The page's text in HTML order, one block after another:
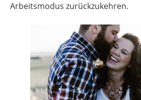
Arbeitsmodus zurückzukehren.